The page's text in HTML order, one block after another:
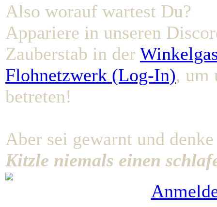
Also worauf wartest Du?
Appariere in unseren
Zauberstab in der
Flohnetzwerk (Log-In), um
betreten!
Aber sei gewarnt und
Kitzle niemals einen